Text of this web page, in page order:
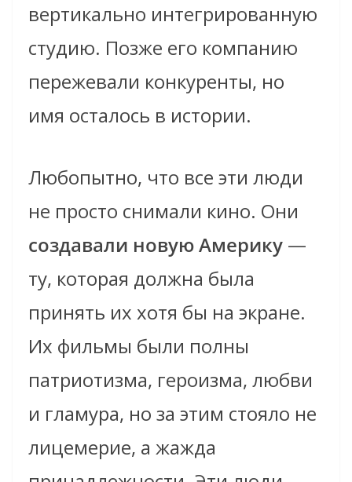
вертикально интегрированную
студию. Позже его компанию
пережевали конкуренты, но
имя осталось в истории.
Любопытно, что все эти люди
не просто снимали кино. Они
создавали новую Америку —
ту, которая должна была
принять их хотя бы на экране.
Их фильмы были полны
патриотизма, героизма, любви
и гламура, но за этим стояло не
лицемерие, а жажда